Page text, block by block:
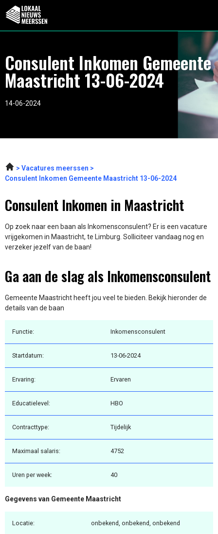
Consulent Inkomen Gemeente
Maastricht 13-06-2024
14-06-2024
Vacatures meerssen
Consulent Inkomen Gemeente Maastricht 13-06-2024
Consulent Inkomen in Maastricht
Op zoek naar een baan als Inkomensconsulent? Er is een vacature
vrijgekomen in Maastricht, te Limburg. Solliciteer vandaag nog en
verzeker jezelf van de baan!
Ga aan de slag als Inkomensconsulent
Gemeente Maastricht heeft jou veel te bieden. Bekijk hieronder de
details van de baan
Functie: Inkomensconsulent
Startdatum: 13-06-2024
Ervaring: Ervaren
Educatielevel: HBO
Contracttype: Tijdelijk
Maximaal salaris: 4752
Uren per week: 40
Gegevens van Gemeente Maastricht
Locatie: onbekend, onbekend, onbekend